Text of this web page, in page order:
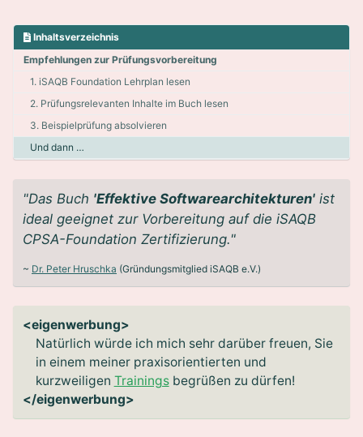
Inhaltsverzeichnis
Empfehlungen zur Prüfungsvorbereitung
1. iSAQB Foundation Lehrplan lesen
2. Prüfungsrelevanten Inhalte im Buch lesen
3. Beispielprüfung absolvieren
Und dann …
"Das Buch 'Effektive Softwarearchitekturen' ist
ideal geeignet zur Vorbereitung auf die iSAQB
CPSA-Foundation Zertifizierung."
~ Dr. Peter Hruschka (Gründungsmitglied iSAQB e.V.)
<eigenwerbung>
Natürlich würde ich mich sehr darüber freuen, Sie
in einem meiner praxisorientierten und
kurzweiligen Trainingsbegrüßen zu dürfen!
</eigenwerbung>